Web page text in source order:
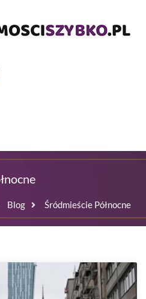
Blog Śródmieście Północne